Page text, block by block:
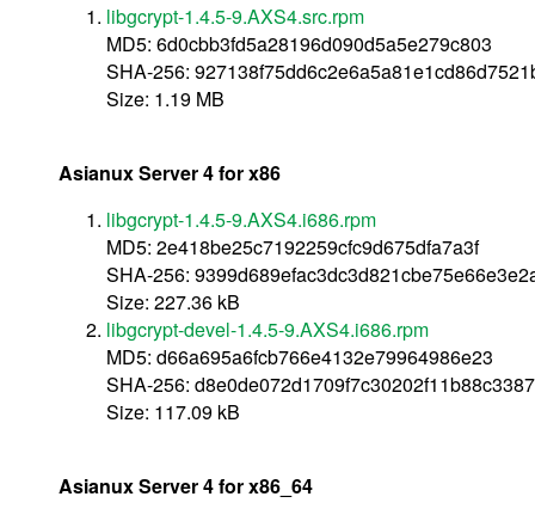
libgcrypt-1.4.5-9.AXS4.src.rpm
MD5: 6d0cbb3fd5a28196d090d5a5e279c803
SHA-256:
Size: 1.19 MB
Asianux Server 4 for x86
libgcrypt-1.4.5-9.AXS4.i686.rpm
MD5: 2e418be25c7192259cfc9d675dfa7a3f
SHA-256:
Size: 227.36 kB
libgcrypt-devel-1.4.5-9.AXS4.i686.rpm
MD5: d66a695a6fcb766e4132e79964986e23
SHA-256:
Size: 117.09 kB
Asianux Server 4 for x86_64